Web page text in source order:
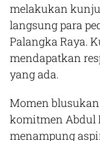
melakukan
langsung para
Palangka Raya.
mendapatkan
yang ada.
Momen
komitmen Abdul
menampung